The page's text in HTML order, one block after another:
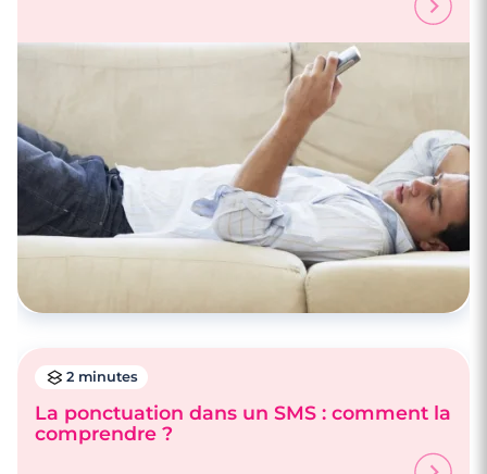
2 minutes
La ponctuation dans un SMS : comment la
comprendre ?